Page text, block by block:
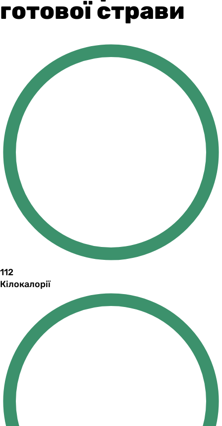
готової страви
112
Кілокалорії